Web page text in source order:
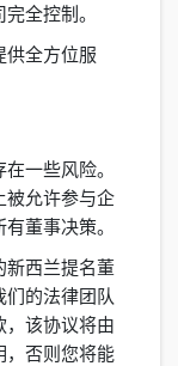
全控制。
供全方位服
一些风险。
被允许参与企
董事决策。
新西兰提名董
们的法律团队
，该协议将由
，否则您将能